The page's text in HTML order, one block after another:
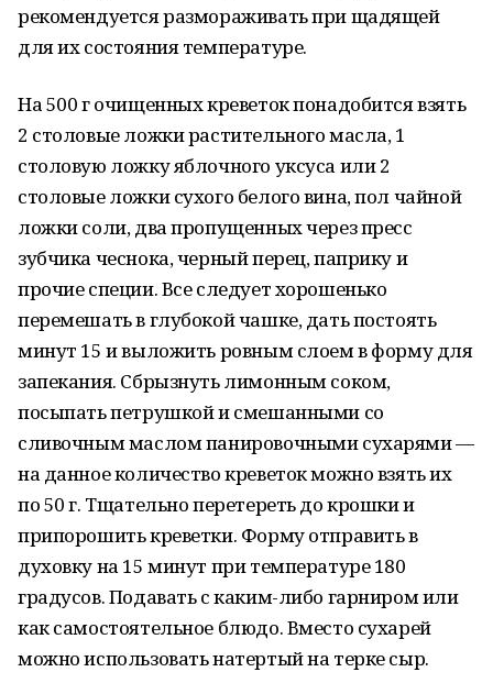
рекомендуется размораживать при щадящей
для их состояния температуре.
На 500 г очищенных креветок понадобится взять
2 столовые ложки растительного масла, 1
столовую ложку яблочного уксуса или 2
столовые ложки сухого белого вина, пол чайной
ложки соли, два пропущенных через пресс
зубчика чеснока, черный перец, паприку и
прочие специи. Все следует хорошенько
перемешать в глубокой чашке, дать постоять
минут 15 и выложить ровным слоем в форму для
запекания. Сбрызнуть лимонным соком,
посыпать петрушкой и смешанными со
сливочным маслом панировочными сухарями —
на данное количество креветок можно взять их
по 50 г. Тщательно перетереть до крошки и
припорошить креветки. Форму отправить в
духовку на 15 минут при температуре 180
градусов. Подавать с каким-либо гарниром или
как самостоятельное блюдо. Вместо сухарей
можно использовать натертый на терке сыр.